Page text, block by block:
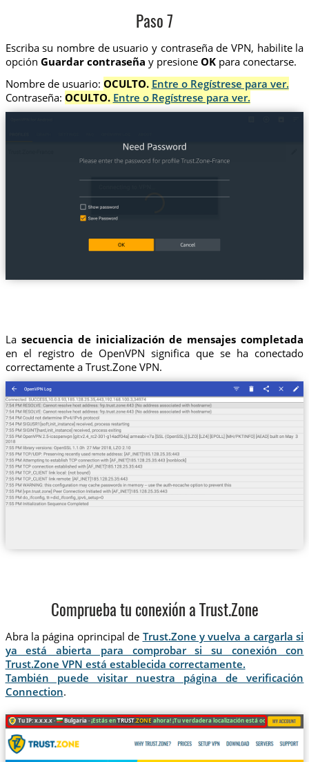
Paso 7
Escriba su nombre de usuario y contraseña de VPN, habilite la
opción Guardar contraseña y presione OKpara conectarse.
Nombre de usuario: OCULTO. Entre o Regístrese para ver.
Contraseña: OCULTO. Entre o Regístrese para ver.
La secuencia de inicialización de mensajes completada
en el registro de OpenVPN significa que se ha conectado
correctamente a Trust.Zone VPN.
Comprueba tu conexión a Trust.Zone
Abra la página oprincipal de Trust.Zone y vuelva a cargarla si
ya está abierta para comprobar si su conexión con
Trust.Zone VPN está establecida correctamente.
También puede visitar nuestra página de verificación
Connection.
Tu IP: x.x.x.x · Bulgaria ·¡Estás enTRUST.ZONE ahora! ¡Tu verdadera localización está oculta!